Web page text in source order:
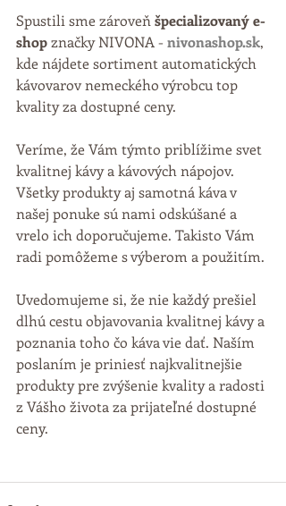
Spustili sme zároveň špecializovaný e-
shop značky NIVONA - nivonashop.sk,
kde nájdete sortiment automatických
kávovarov nemeckého výrobcu top
kvality za dostupné ceny.
Veríme, že Vám týmto priblížime svet
kvalitnej kávy a kávových nápojov.
Všetky produkty aj samotná káva v
našej ponuke sú nami odskúšané a
vrelo ich doporučujeme. Takisto Vám
radi pomôžeme s výberom a použitím.
Uvedomujeme si, že nie každý prešiel
dlhú cestu objavovania kvalitnej kávy a
poznania toho čo káva vie dať. Naším
poslaním je priniesť najkvalitnejšie
produkty pre zvýšenie kvality a radosti
z Vášho života za prijateľné dostupné
ceny.